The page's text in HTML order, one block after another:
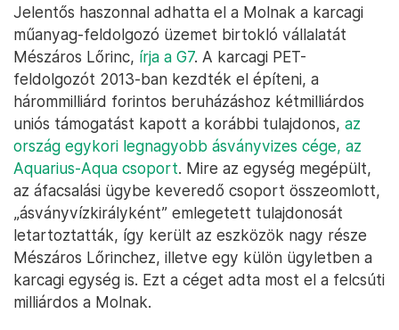
Jelentős haszonnal adhatta el a Molnak a karcagi
műanyag-feldolgozó üzemet birtokló vállalatát
Mészáros Lőrinc, írja a G7. A karcagi PET-
feldolgozót 2013-ban kezdték el építeni, a
hárommilliárd forintos beruházáshoz kétmilliárdos
uniós támogatást kapott a korábbi tulajdonos, az
ország egykori legnagyobb ásványvizes cége, az
Aquarius-Aqua csoport. Mire az egység megépült,
az áfacsalási ügybe keveredő csoport összeomlott,
„ásványvízkirályként” emlegetett tulajdonosát
letartoztatták, így került az eszközök nagy része
Mészáros Lőrinchez, illetve egy külön ügyletben a
karcagi egység is. Ezt a céget adta most el a felcsúti
milliárdos a Molnak.